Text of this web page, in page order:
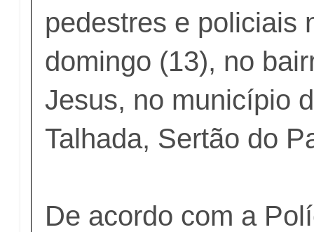
pedestres e policiais
domingo (13), no
Jesus, no município
Talhada, Sertão do
De acordo com a